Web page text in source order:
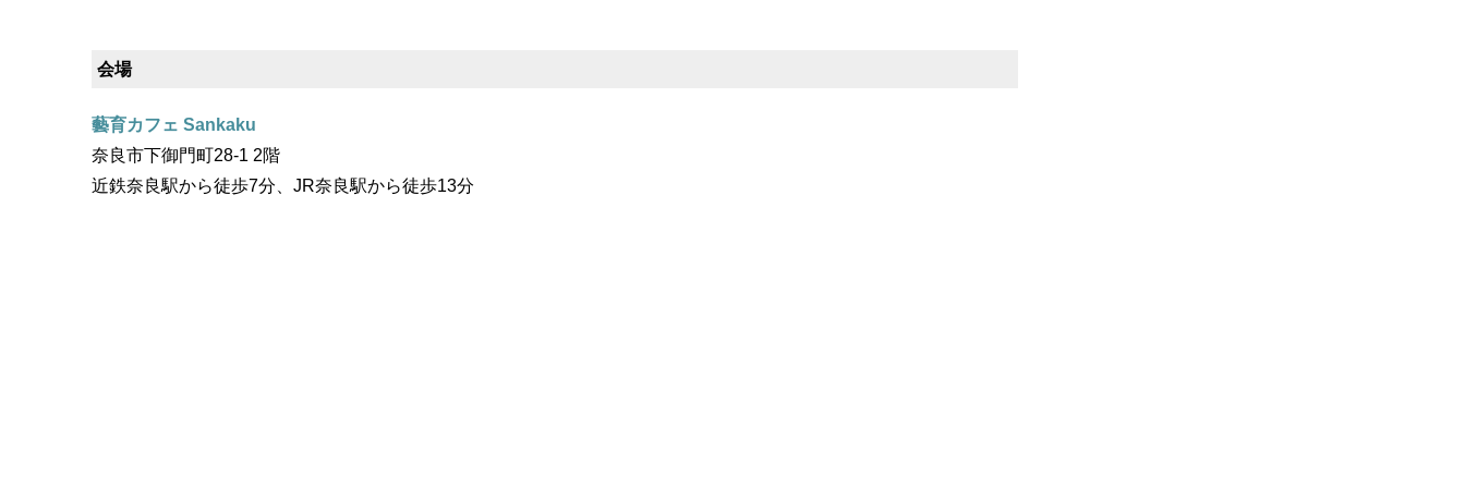
会場
藝育カフェ Sankaku
奈良市下御門町28-1 2階
近鉄奈良駅から徒歩7分、JR奈良駅から徒歩13分